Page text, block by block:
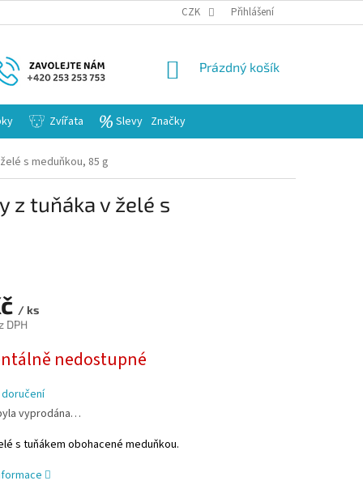
CZK Přihlášení
NÁKUPNÍ
Prázdný košík
Zvířata Slevy Značky
s meduňkou, 85 g
z tuňáka v želé s
/ ks
DPH
nedostupné
vyprodána…
s tuňákem obohacené meduňkou.